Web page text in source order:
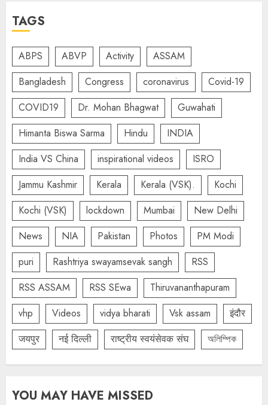
TAGS
ABPS ABVP Activity
ASSAM
Bangladesh
Congress coronavirus
Covid-19
COVID19
Dr. Mohan Bhagwat
Guwahati
Himanta Biswa Sarma
Hindu
INDIA
India VS China
inspirational videos
ISRO
Jammu Kashmir
Kerala Kerala (VSK).
Kochi
Kochi (VSK)
lockdown Mumbai
New Delhi
News
NIA Pakistan Photos
PM Modi
puri
Rashtriya swayamsevak sangh
RSS
RSS ASSAM
RSS SEwa
Thiruvananthapuram
vhp
Videos vidya bharati Vsk assam
इंदौर
जयपुर
नई दिल्ली राष्ट्रीय स्वयंसेवक संघ অলিম্পিক
YOU MAY HAVE MISSED